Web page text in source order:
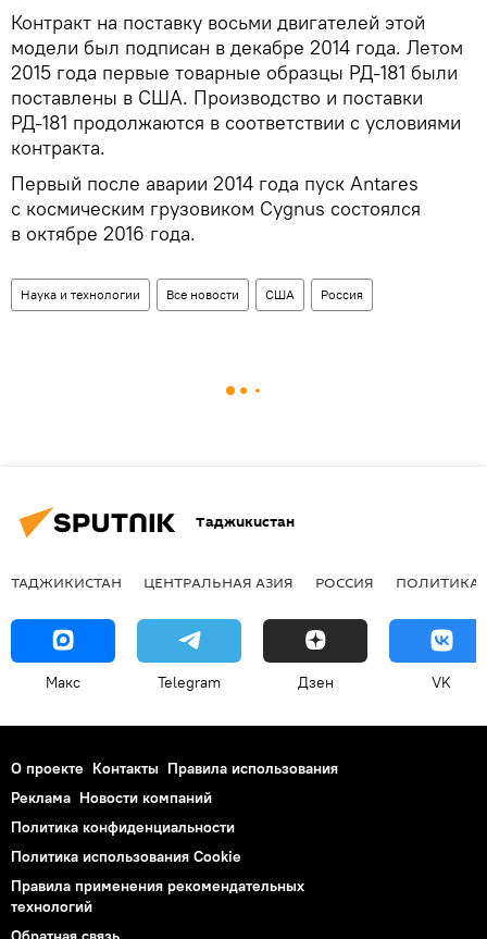
Контракт на поставку восьми двигателей этой
модели был подписан в декабре 2014 года. Летом
2015 года первые товарные образцы РД-181 были
поставлены в США. Производство и поставки
РД-181 продолжаются в соответствии с условиями
контракта.
Первый после аварии 2014 года пуск Antares
с космическим грузовиком Cygnus состоялся
в октябре 2016 года.
Наука и технологии Все новости США Россия
Таджикистан
ТАДЖИКИСТАН ЦЕНТРАЛЬНАЯ АЗИЯ РОССИЯ ПОЛИТИКА
Макс Telegram Дзен VK
О проекте Контакты Правила использования
Реклама Новости компаний
Политика конфиденциальности
Политика использования Cookie
Правила применения рекомендательных
технологий